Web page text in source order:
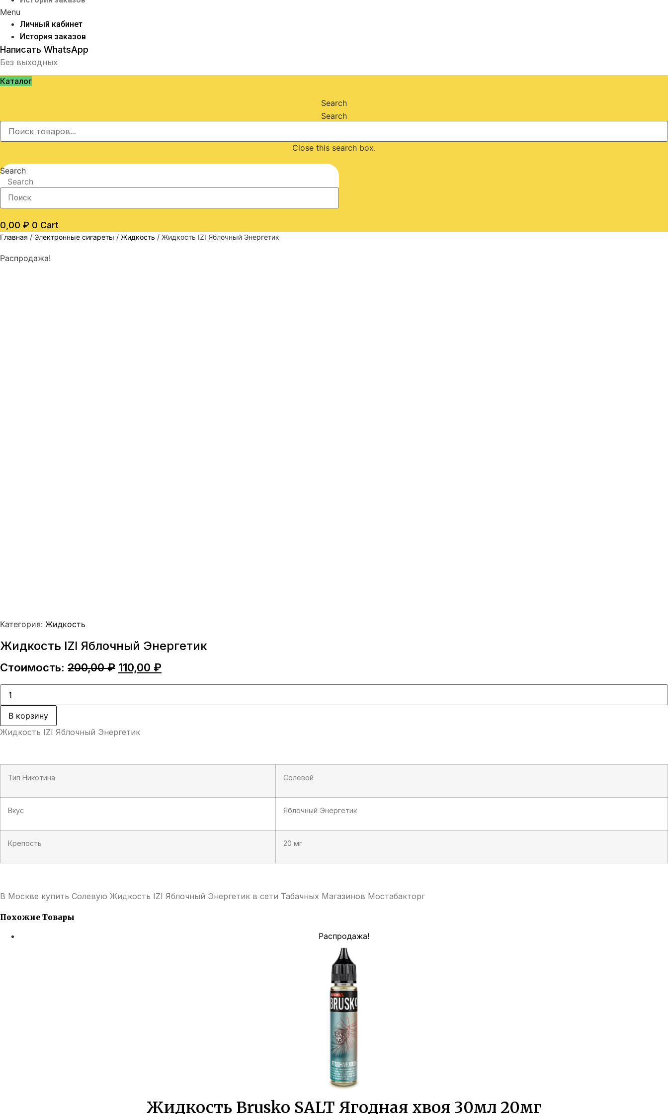
Menu
Личный кабинет
История заказов
Написать WhatsApp
Без выходных
Каталог
Search
Search
Close this search box.
Search
Search
0,00 ₽ 0 Cart
Главная / Электронные сигареты / Жидкость / Жидкость IZI Яблочный Энергетик
Распродажа!
Категория: Жидкость
Жидкость IZI Яблочный Энергетик
Стоимость: 200,00₽ Первоначальная
составляла
110,00 ₽
110,00 ₽.
Количество
товара
Жидкость
Яблочный
Энергетик
В корзину
Жидкость IZI Яблочный Энергетик
Тип Никотина Солевой
Вкус Яблочный Энергетик
Крепость 20 мг
В Москве купить Солевую Жидкость IZI Яблочный Энергетик в сети Табачных Магазинов Мостабакторг
Похожие Товары
Распродажа!
Жидкость Brusko SALT Ягодная хвоя 30мл 20мг